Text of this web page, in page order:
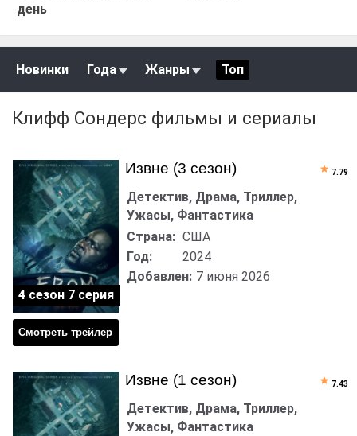
день
Новинки Года Жанры Топ
Клифф Сондерс фильмы и сериалы
Извне (3 сезон)
Смотреть трейлер
Детектив, Драма, Триллер,
Ужасы, Фантастика
Страна: США
Год:
2024
Добавлен: 7 июня 2026
4 сезон 7 серия
7.79
Извне (1 сезон)
Детектив, Драма, Триллер,
Ужасы, Фантастика
7.43